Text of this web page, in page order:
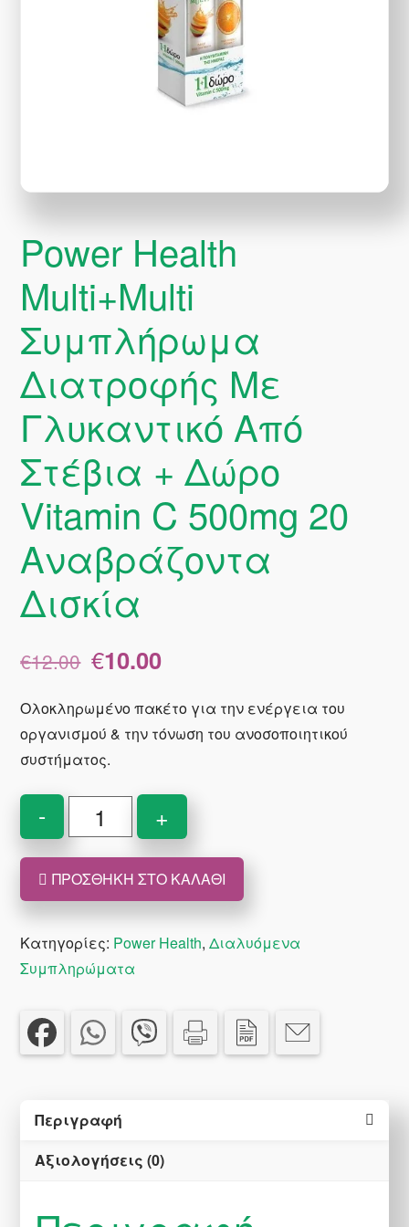
Power Health
Multi+Multi
Συμπλήρωμα
Διατροφής Με
Γλυκαντικό Από
Στέβια + Δώρο
Vitamin C 500mg 20
Αναβράζοντα
Δισκία
€12.00 Original
price
€12.00.
€10.00
είναι:
€10.00.
Ολοκληρωμένο πακέτο για την ενέργεια του
οργανισμού & την τόνωση του ανοσοποιητικού
συστήματος.
-
Power
Health
Multi+Multi
Συμπλήρωμα
Με
Γλυκαντικό
Στέβια
Δώρο
C
20
+
ΠΡΟΣΘΉΚΗ ΣΤΟ ΚΑΛΆΘΙ
Κατηγορίες: Power Health,Διαλυόμενα
Συμπληρώματα
Περιγραφή
Αξιολογήσεις (0)